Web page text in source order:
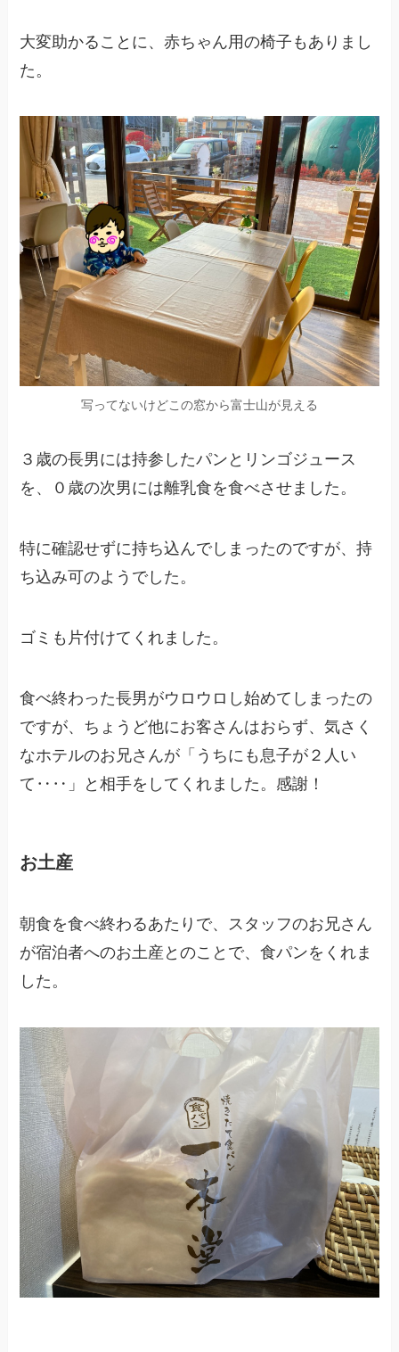
大変助かることに、赤ちゃん用の椅子もありまし
た。
写ってないけどこの窓から富士山が見える
３歳の長男には持参したパンとリンゴジュース
を、０歳の次男には離乳食を食べさせました。
特に確認せずに持ち込んでしまったのですが、持
ち込み可のようでした。
ゴミも片付けてくれました。
食べ終わった長男がウロウロし始めてしまったの
ですが、ちょうど他にお客さんはおらず、気さく
なホテルのお兄さんが「うちにも息子が２人い
て‥‥」と相手をしてくれました。感謝！
お土産
朝食を食べ終わるあたりで、スタッフのお兄さん
が宿泊者へのお土産とのことで、食パンをくれま
した。